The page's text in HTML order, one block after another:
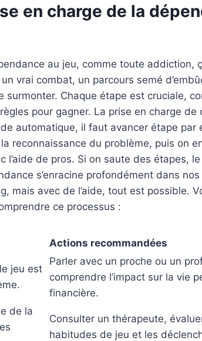
en charge de la
au jeu, comme toute addiction,
vrai combat, un parcours semé
surmonter. Chaque étape est cruciale,
pour gagner. La prise en charge de
automatique, il faut avancer étape par
reconnaissance du problème, puis on
de pros. Si on saute des étapes,
s’enracine profondément dans
mais avec de l’aide, tout est possible.
ce processus :
Actions recommandées
jeu est
Parler avec un proche ou un
comprendre l’impact sur la vie
financière.
de la
Consulter un thérapeute,
habitudes de jeu et les